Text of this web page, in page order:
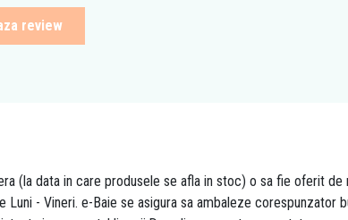
review
(la data in care produsele se afla in stoc) o sa fie oferit
- Vineri. e-Baie se asigura sa ambaleze corespunzator